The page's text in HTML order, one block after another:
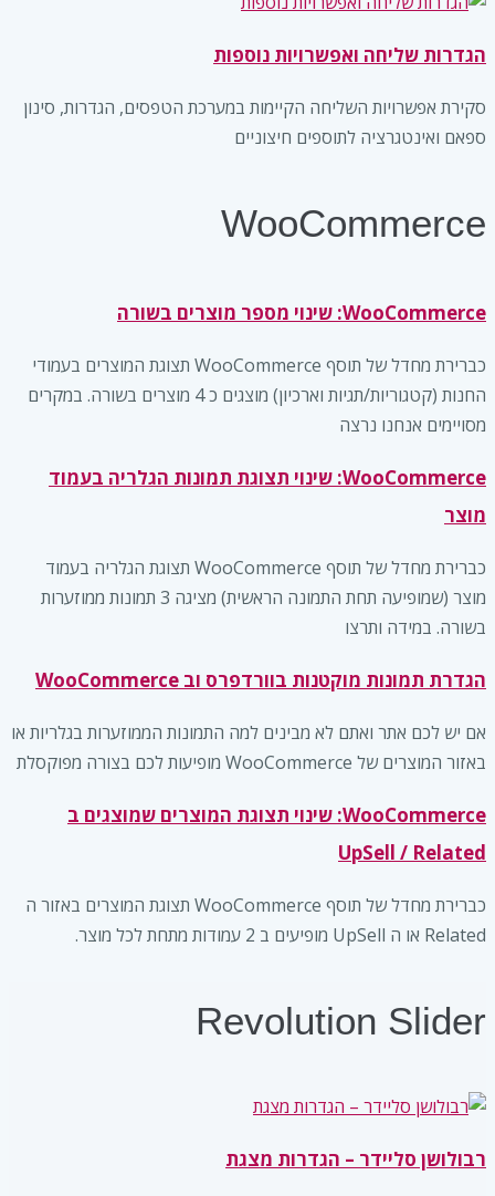
הגדרות שליחה ואפשרויות נוספות
סקירת אפשרויות השליחה הקיימות במערכת הטפסים, הגדרות, סינון
ספאם ואינטגרציה לתוספים חיצוניים
WooCommerce
WooCommerce: שינוי מספר מוצרים בשורה
כברירת מחדל של תוסף WooCommerce תצוגת המוצרים בעמודי
החנות (קטגוריות/תגיות וארכיון) מוצגים כ 4 מוצרים בשורה. במקרים
מסויימים אנחנו נרצה
WooCommerce: שינוי תצוגת תמונות הגלריה בעמוד
מוצר
כברירת מחדל של תוסף WooCommerce תצוגת הגלריה בעמוד
מוצר (שמופיעה תחת התמונה הראשית) מציגה 3 תמונות ממוזערות
בשורה. במידה ותרצו
הגדרת תמונות מוקטנות בוורדפרס וב WooCommerce
אם יש לכם אתר ואתם לא מבינים למה התמונות הממוזערות בגלריות או
באזור המוצרים של WooCommerce מופיעות לכם בצורה מפוקסלת
WooCommerce: שינוי תצוגת המוצרים שמוצגים ב
UpSell / Related
כברירת מחדל של תוסף WooCommerce תצוגת המוצרים באזור ה
Related או ה UpSell מופיעים ב 2 עמודות מתחת לכל מוצר.
Revolution Slider
רבולושן סליידר – הגדרות מצגת